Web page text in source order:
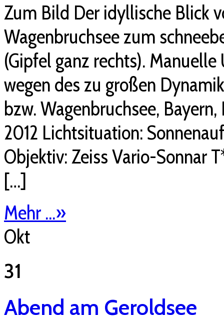
Zum Bild Der idyllische Blick
Wagenbruchsee zum
(Gipfel ganz rechts).
wegen des zu großen
bzw. Wagenbruchsee,
2012 Lichtsituation:
Objektiv: Zeiss Vario-Sonnar
[…]
Mehr ...»
Okt
31
Abend am Geroldsee